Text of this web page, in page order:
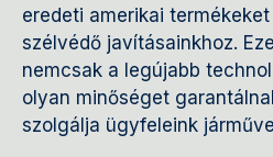
eredeti amerikai
szélvédő javításainkhoz.
nemcsak a legújabb
olyan minőséget
szolgálja ügyfeleink